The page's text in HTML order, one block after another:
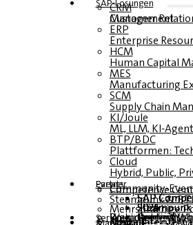
SAP-Lösungen
CRM
Customer Relationship Management
ERP
Enterprise
HCM
Human Capital
MES
Manufacturing
SCM
Supply Chain
KI/Joule
ML, LLM, KI-
BTP/BDC
Plattformen:
Cloud
Hybrid, Public,
Partner
EventsCommunity-
Competence
SAP
SAP
SAP
SAP
Steampunk &
Steampunk und BTP Summit 2026
Steampunk und BTP Summit 2025
Steampunk und BTP Summit 2024
Mehrsprachige
Deutsch
Englisch
Spanisch
Französisch
Roundtables
Webinare und
Service
Formulare
Kontakt
Mediadaten
Media Kit
Magazin